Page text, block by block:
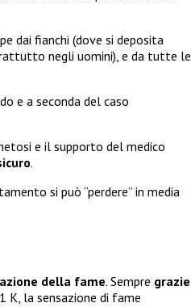
dai fianchi (dove si deposita
negli uomini), e da tutte le
e a seconda del caso
e il supporto del medico
.
si può “perdere” in media
della fame. Sempre grazie
K, la sensazione di fame